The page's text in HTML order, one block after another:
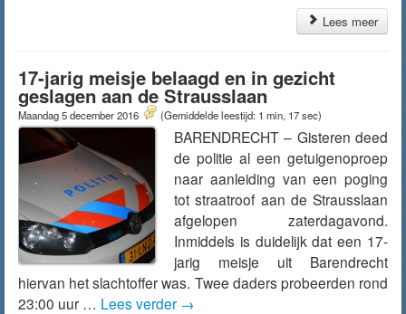
Lees meer
17-jarig meisje belaagd en in gezicht
geslagen aan de Strausslaan
Maandag 5 december 2016 (Gemiddelde leestijd: 1 min, 17 sec)
BARENDRECHT – Gisteren deed
de politie al een getuigenoproep
naar aanleiding van een poging
tot straatroof aan de Strausslaan
afgelopen zaterdagavond.
Inmiddels is duidelijk dat een 17-
jarig meisje uit Barendrecht
hiervan het slachtoffer was. Twee daders probeerden rond
23:00 uur … Lees verder →